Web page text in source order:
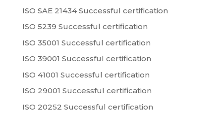
ISO SAE 21434 Successful certification
ISO 5239 Successful certification
ISO 35001 Successful certification
ISO 39001 Successful certification
ISO 41001 Successful certification
ISO 29001 Successful certification
ISO 20252 Successful certification